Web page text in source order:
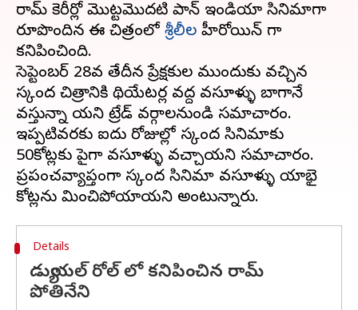
రామ్ కెరీర్లో మొట్టమొదటి పాన్ ఇండియా సినిమాగా
రూపొందిన ఈ చిత్రంలో శ్రీలీల హీరోయిన్ గా
కనిపించింది.
సెప్టెంబర్ 28వ తేదీన ప్రేక్షకుల ముందుకు వచ్చిన
స్కంద చిత్రానికి థియేటర్ల వద్ద వసూళ్ళు బాగానే
వస్తున్నా యని ట్రేడ్ వర్గాలనుండి సమాచారం.
ఇప్పటివరకు ఐదు రోజుల్లో స్కంద సినిమాకు
50కోట్లకు పైగా వసూళ్ళు వచ్చాయని సమాచారం.
ప్రపంచవ్యాప్తంగా స్కంద సినిమా వసూళ్ళు యాభై
Details
డ్యుయల్ రోల్ లో కనిపించిన రామ్
పోతినేని